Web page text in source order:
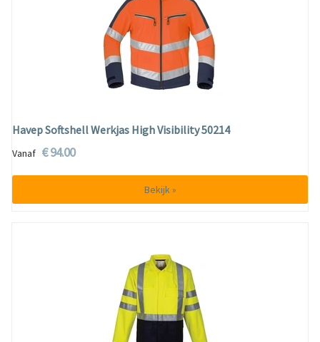
Havep Softshell Werkjas High Visibility 50214
Vanaf € 94.00
Bekijk »